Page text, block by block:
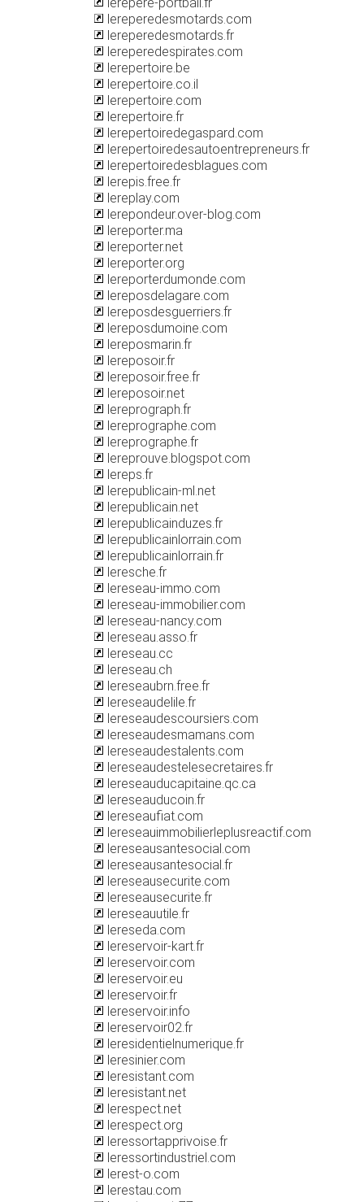
lereperedesmotards.com
lereperedesmotards.fr
lereperedespirates.com
lerepertoire.be
lerepertoire.co.il
lerepertoire.com
lerepertoire.fr
lerepertoiredegaspard.com
lerepertoiredesautoentrepreneurs.fr
lerepertoiredesblagues.com
lerepis.free.fr
lereplay.com
lerepondeur.over-blog.com
lereporter.ma
lereporter.net
lereporter.org
lereporterdumonde.com
lereposdelagare.com
lereposdesguerriers.fr
lereposdumoine.com
lereposmarin.fr
lereposoir.fr
lereposoir.free.fr
lereposoir.net
lereprograph.fr
lereprographe.com
lereprographe.fr
lereprouve.blogspot.com
lereps.fr
lerepublicain-ml.net
lerepublicain.net
lerepublicainduzes.fr
lerepublicainlorrain.com
lerepublicainlorrain.fr
leresche.fr
lereseau-immo.com
lereseau-immobilier.com
lereseau-nancy.com
lereseau.asso.fr
lereseau.cc
lereseau.ch
lereseaubrn.free.fr
lereseaudelile.fr
lereseaudescoursiers.com
lereseaudesmamans.com
lereseaudestalents.com
lereseaudestelesecretaires.fr
lereseauducapitaine.qc.ca
lereseauducoin.fr
lereseaufiat.com
lereseauimmobilierleplusreactif.com
lereseausantesocial.com
lereseausantesocial.fr
lereseausecurite.com
lereseausecurite.fr
lereseauutile.fr
lereseda.com
lereservoir-kart.fr
lereservoir.com
lereservoir.eu
lereservoir.fr
lereservoir.info
lereservoir02.fr
leresidentielnumerique.fr
leresinier.com
leresistant.com
leresistant.net
lerespect.net
lerespect.org
leressortapprivoise.fr
leressortindustriel.com
lerest-o.com
lerestau.com